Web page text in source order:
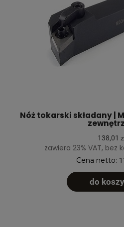
Nóż tokarski składany |
138,01
zawiera 23% VAT, bez
Cena netto:
do